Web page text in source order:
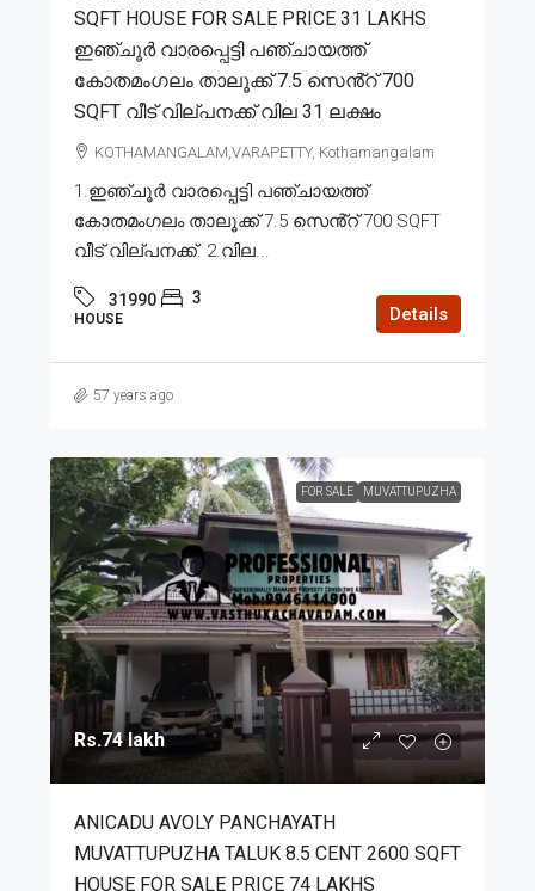
SQFT HOUSE FOR SALE PRICE 31 LAKHS
ഇഞ്ചൂർ വാരപ്പെട്ടി പഞ്ചായത്ത്
കോതമംഗലം താലൂക്ക് 7.5 സെൻ്റ് 700
SQFT വീട് വില്പനക്ക് വില 31 ലക്ഷം
KOTHAMANGALAM,VARAPETTY, Kothamangalam
1.ഇഞ്ചൂർ വാരപ്പെട്ടി പഞ്ചായത്ത്
കോതമംഗലം താലൂക്ക് 7.5 സെൻ്റ് 700 SQFT
വീട് വില്പനക്ക്. 2.വില...
31990 3
HOUSE Details
57 years ago
FOR SALE MUVATTUPUZHA
Rs.74 lakh
ANICADU AVOLY PANCHAYATH
MUVATTUPUZHA TALUK 8.5 CENT 2600 SQFT
HOUSE FOR SALE PRICE 74 LAKHS